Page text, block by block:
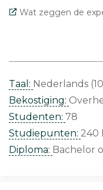
Wat zeggen de
Taal: Nederlands
Bekostiging:
Studenten: 78
Studiepunten: 240
Diploma: Bachelor